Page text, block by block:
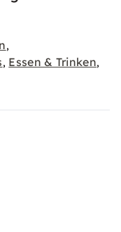
,
, Essen & Trinken,